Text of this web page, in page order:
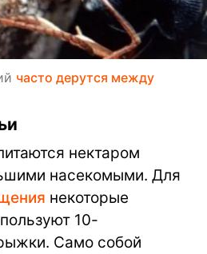
часто дерутся между
нектаром
насекомыми. Для
некоторые
10-
Само собой